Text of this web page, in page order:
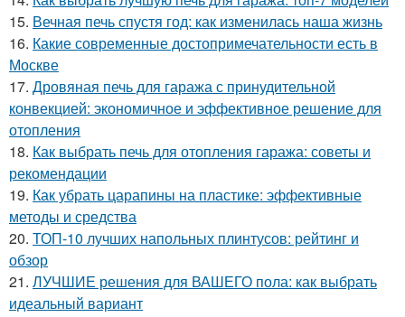
15. Вечная печь спустя год: как изменилась наша жизнь
16. Какие современные достопримечательности есть в
Москве
17. Дровяная печь для гаража с принудительной
конвекцией: экономичное и эффективное решение для
отопления
18. Как выбрать печь для отопления гаража: советы и
рекомендации
19. Как убрать царапины на пластике: эффективные
методы и средства
20. ТОП-10 лучших напольных плинтусов: рейтинг и
обзор
21. ЛУЧШИЕ решения для ВАШЕГО пола: как выбрать
идеальный вариант